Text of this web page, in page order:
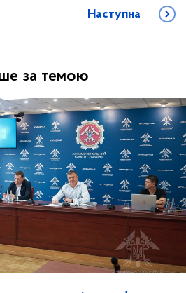
Наступна
за темою